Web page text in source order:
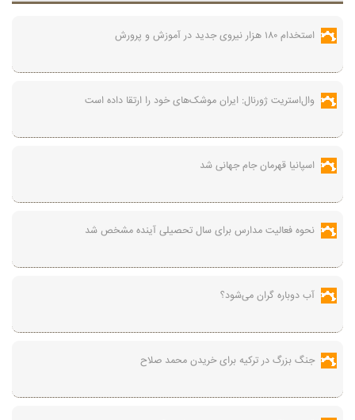
استخدام ۱۸۰ هزار نیروی جدید در آموزش‌ و پرورش
وال‌استریت ژورنال: ایران موشک‌های خود را ارتقا داده است
اسپانیا قهرمان جام جهانی شد
نحوه فعالیت مدارس برای سال تحصیلی آینده مشخص شد
آب دوباره گران می‌شود؟
جنگ بزرگ در ترکیه برای خریدن محمد صلاح